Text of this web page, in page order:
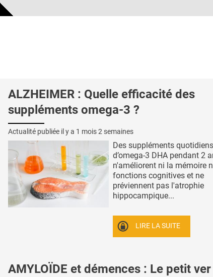
ALZHEIMER : Quelle efficacité des
suppléments omega-3 ?
Actualité publiée il y a 1 mois 2 semaines
Des suppléments quotidiens
d’omega-3 DHA pendant 2
n'améliorent ni la mémoire
fonctions cognitives et ne
préviennent pas l'atrophie
hippocampique...
LIRE LA SUITE
AMYLOÏDE et démences : Le petit